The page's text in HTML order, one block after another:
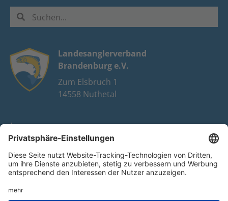
Landesanglerverband
Brandenburg e.V.
Zum Elsbruch 1
14558 Nuthetal
Impressum
Datenschutz
FAQ